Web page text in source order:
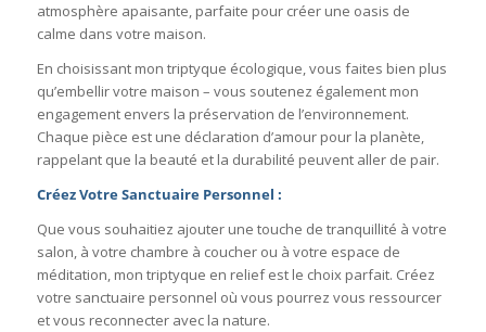
atmosphère apaisante, parfaite pour créer une oasis de
calme dans votre maison.
En choisissant mon triptyque écologique, vous faites bien plus
qu’embellir votre maison – vous soutenez également mon
engagement envers la préservation de l’environnement.
Chaque pièce est une déclaration d’amour pour la planète,
rappelant que la beauté et la durabilité peuvent aller de pair.
Créez Votre Sanctuaire Personnel :
Que vous souhaitiez ajouter une touche de tranquillité à votre
salon, à votre chambre à coucher ou à votre espace de
méditation, mon triptyque en relief est le choix parfait. Créez
votre sanctuaire personnel où vous pourrez vous ressourcer
et vous reconnecter avec la nature.